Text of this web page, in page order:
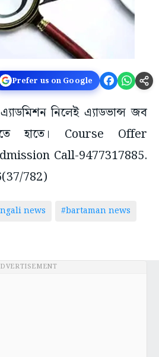
Prefer us on Google
নিলেই এ্যাডভান্স জব
হাতে। Course Offer
Call-9477317885.
782)
news
#bartaman news